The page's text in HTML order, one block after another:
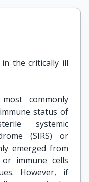
the critically ill
commonly
status of
systemic
(SIRS) or
emerged from
immune cells
However, if